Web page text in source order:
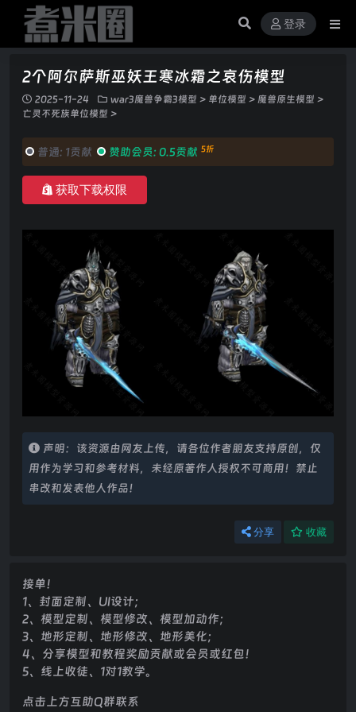
登录
2个阿尔萨斯巫妖王寒冰霜之哀伤模型
2025-11-24 war3魔兽争霸3模型 > 单位模型 > 魔兽原生模型 >
亡灵不死族单位模型 >
普通: 1贡献 赞助会员: 0.5贡献 5折
获取下载权限
声明：该资源由网友上传，请各位作者朋友支持原创，仅
用作为学习和参考材料，未经原著作人授权不可商用！禁止
串改和发表他人作品！
分享 收藏
接单！
1、封面定制、UI设计；
2、模型定制、模型修改、模型加动作；
3、地形定制、地形修改、地形美化；
4、分享模型和教程奖励贡献或会员或红包！
5、线上收徒、1对1教学。
点击上方互助Q群联系